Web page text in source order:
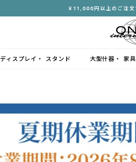
￥11,000円以上のご注
ディスプレイ・ スタンド 大型什器・ 家